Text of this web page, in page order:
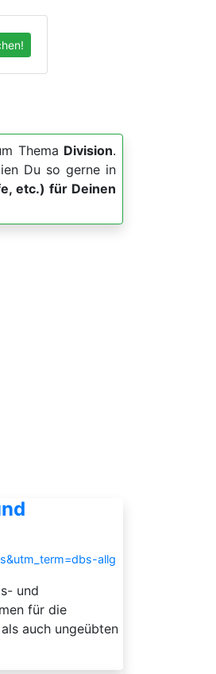
Thema Division.
Du so gerne in
etc.) für Deinen
allg
und
für die
auch ungeübten